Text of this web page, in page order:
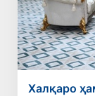
Халқаро